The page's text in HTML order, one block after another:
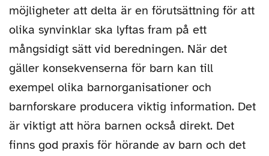
möjligheter att delta är en förutsättning för att
olika synvinklar ska lyftas fram på ett
mångsidigt sätt vid beredningen. När det
gäller konsekvenserna för barn kan till
exempel olika barnorganisationer och
barnforskare producera viktig information. Det
är viktigt att höra barnen också direkt. Det
finns god praxis för hörande av barn och det